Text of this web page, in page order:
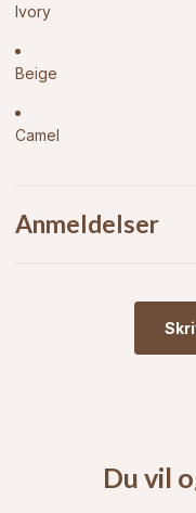
Ivory
Beige
Camel
Anmeldelser
Du vil